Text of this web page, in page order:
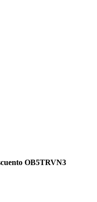
OB5TRVN3